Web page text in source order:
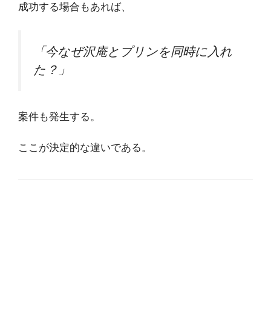
成功する場合もあれば、
「今なぜ沢庵とプリンを同時に入れ
た？」
案件も発生する。
ここが決定的な違いである。